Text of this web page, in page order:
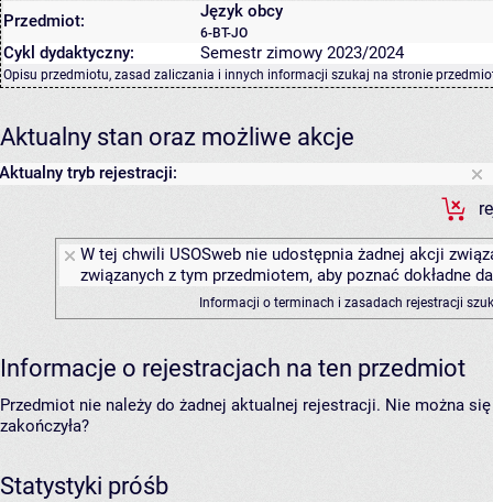
Przedmiot: Język obcy
6-BT-JO
Cykl dydaktyczny: Semestr zimowy 2023/2024
Opisu przedmiotu, zasad zaliczania i innych informacji szukaj na stronie
Aktualny stan oraz możliwe akcje
Aktualny tryb rejestracji:
W tej chwili USOSweb nie udostępnia żadnej akcji
związanych z tym przedmiotem, aby poznać dokładne
Informacji o terminach i zasadach rejestracji
Informacje o rejestracjach na ten przedmiot
Przedmiot nie należy do żadnej aktualnej rejestracji. Nie można
zakończyła?
Statystyki próśb